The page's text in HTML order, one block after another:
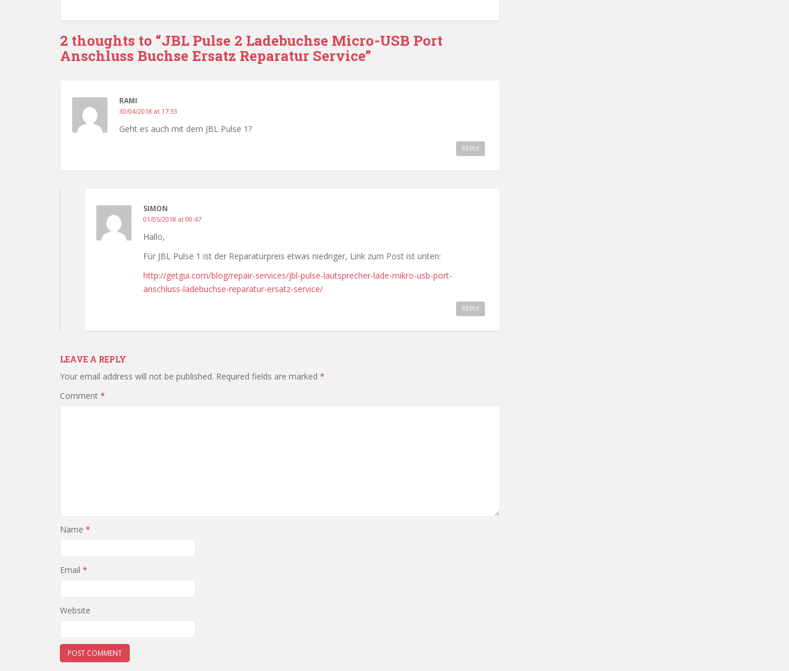
2 thoughts to “JBL Pulse 2 Ladebuchse Micro-USB Port
Anschluss Buchse Ersatz Reparatur Service”
RAMI
30/04/2018 at 17:33
Geht es auch mit dem JBL Pulse 1?
REPLY
SIMON
01/05/2018 at 00:47
Hallo,
Für JBL Pulse 1 ist der Reparaturpreis etwas niedriger, Link zum Post ist unten:
http://getgui.com/blog/repair-services/jbl-pulse-lautsprecher-lade-mikro-usb-port-
anschluss-ladebuchse-reparatur-ersatz-service/
REPLY
LEAVE A REPLY
Your email address will not be published. Required fields are marked *
Comment *
Name *
Email *
Website